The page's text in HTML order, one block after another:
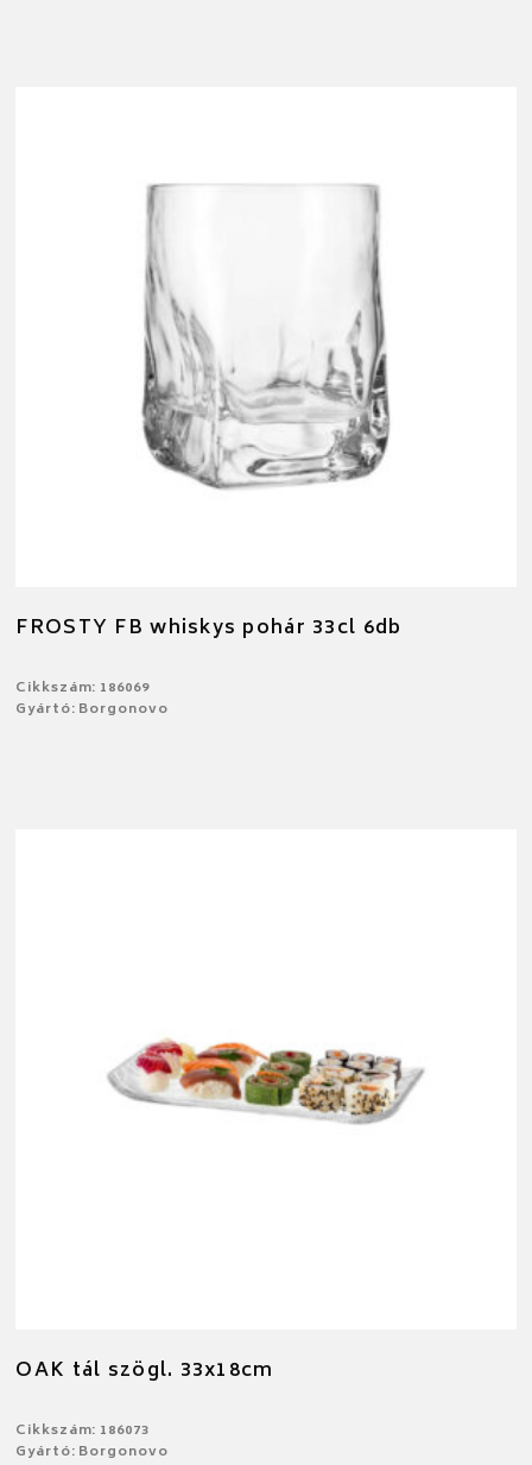
FROSTY FB whiskys pohár 33cl 6db
Cikkszám: 186069
Gyártó: Borgonovo
OAK tál szögl. 33x18cm
Cikkszám: 186073
Gyártó: Borgonovo